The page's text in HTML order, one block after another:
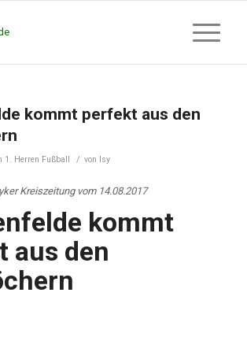
kommt perfekt aus den
1. Herren Fußball / von Isy
Kreiszeitung vom 14.08.2017
kommt
aus den